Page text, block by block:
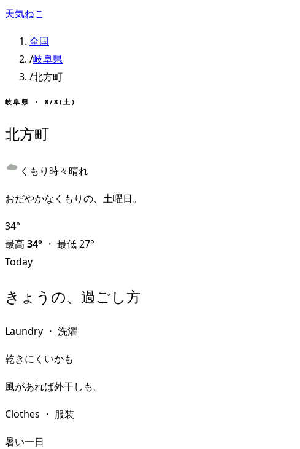
天気ねこ
全国
/岐阜県
/北方町
岐阜県 ・ 8/8(土)
北方町
くもり時々晴れ
おだやかなくもりの、土曜日。
34°
最高 34° ・ 最低27°
Today
きょうの、過ごし方
Laundry ・ 洗濯
乾きにくいかも
風があれば外干しも。
Clothes ・ 服装
暑い一日